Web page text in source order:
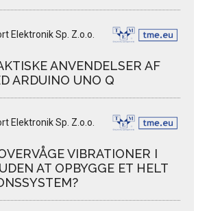
Elektronik Sp. Z.o.o.
ANVENDELSER AF
ARDUINO UNO Q
Elektronik Sp. Z.o.o.
VIBRATIONER I
AT OPBYGGE ET HELT